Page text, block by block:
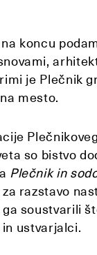
koncu
je Plečnik
mesto.
so bistvo
Plečnik in
za razstavo
soustvarili
ustvarjalci.